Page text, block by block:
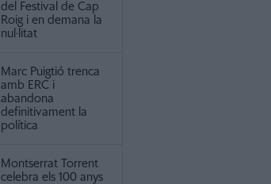
del Festival de Cap
Roig i en demana la
nul·litat
Marc Puigtió trenca
amb ERC i
abandona
definitivament la
política
Montserrat Torrent
celebra els 100 anys